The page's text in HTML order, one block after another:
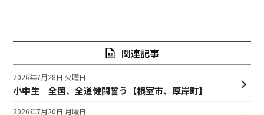
関連記事
小中生 全国、全道健闘誓う【根室市、厚岸町】
2026年7月28日 火曜日
2026年7月20日 月曜日